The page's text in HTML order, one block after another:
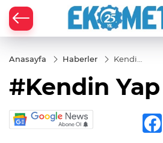
Anasayfa Haberler
Kendin
#Kendin Yap